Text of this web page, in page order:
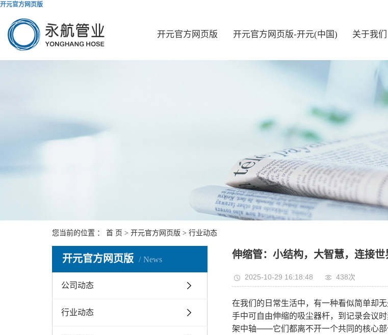
开元官方网页版
开元官方网页版 开元官方网页版-开元(中国) 关于我们
您当前的位置 ： 首 页 > 开元官方网页版 > 行业动态
开元官方网页版 News
公司动态
行业动态
伸缩管：小结构，大智慧，连接
2025-10-29 16:18:48 438次
在我们的日常生活中，有一种看似简单却
手中可自由伸缩的吸尘器杆，到记录会议
架中轴——它们都离不开一个共同的核心部